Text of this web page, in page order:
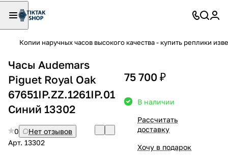
Копии наручных часов высокого качества - купить реплики
Часы Audemars
Piguet Royal Oak
67651IP.ZZ.1261IP.01
Синий 13302
0
Нет отзывов
Арт. 13302
75 700 ₽
В наличии
Рассчитать
доставку
Хочу в подарок